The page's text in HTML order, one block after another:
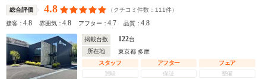
総合評価 4.8 （クチコミ件数： 111件）
接客：4.8 雰囲気：4.8 アフター：4.7 品質：4.8
掲載台数 122台
所在地
東京都 多摩
スタッフ
アフター
フェア
買取
保証
整備